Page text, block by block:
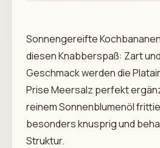
Sonnengereifte
diesen Knabberspaß: Zart
Geschmack werden die
Prise Meersalz perfekt
reinem Sonnenblumenöl
besonders knusprig und
Struktur.